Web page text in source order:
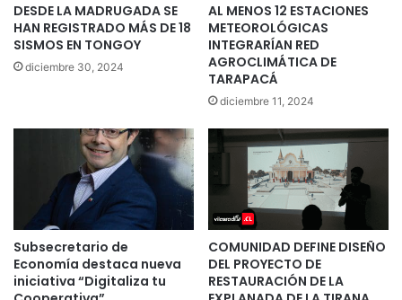
DESDE LA MADRUGADA SE
HAN REGISTRADO MÁS DE 18
SISMOS EN TONGOY
diciembre 30, 2024
AL MENOS 12 ESTACIONES
METEOROLÓGICAS
INTEGRARÍAN RED
AGROCLIMÁTICA DE
TARAPACÁ
diciembre 11, 2024
Subsecretario de
Economía destaca nueva
iniciativa “Digitaliza tu
COMUNIDAD DEFINE DISEÑO
DEL PROYECTO DE
RESTAURACIÓN DE LA